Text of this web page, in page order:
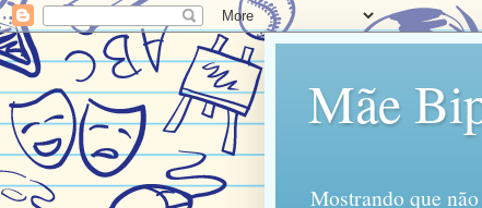
Mãe
Mostrando que